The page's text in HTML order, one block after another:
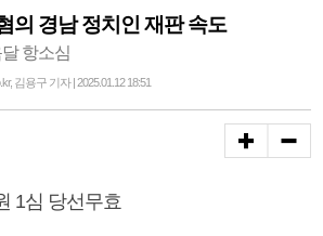
의 경남 정치인 재판 속도
항소심
김용구 기자 | 2025.01.12 18:51
1심 당선무효